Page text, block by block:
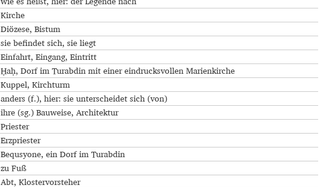
Kirche
Diözese, Bistum
sie befindet sich, sie liegt
Einfahrt, Eingang, Eintritt
Ḥaḥ, Dorf im Turabdin mit einer eindrucksvollen Marienkirche
Kuppel, Kirchturm
anders (f.), hier: sie unterscheidet sich (von)
ihre (sg.) Bauweise, Architektur
Priester
Erzpriester
Bequsyone, ein Dorf im Turabdin
zu Fuß
Abt, Klostervorsteher